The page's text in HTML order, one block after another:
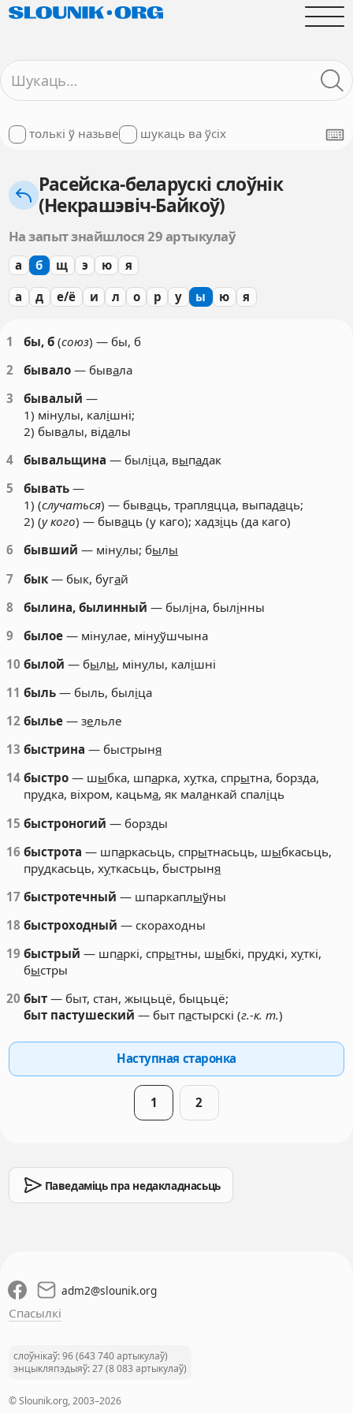
толькі ў назьве шукаць ва ўсіх
Расейска-беларускі слоўнік
(Некрашэвіч-Байкоў)
На запыт знайшлося 29 артыкулаў
а б щ э ю я
а д е/ё и л о р у ы ю я
1 бы, б (союз) — бы, б
2
бывало — бывала
3
бывалый —
1) мінулы, калішні;
2) бывалы, відалы
4
бывальщина — быліца, выпадак
5
бывать —
1) (случаться) — бываць, трапляцца, выпадаць;
2) (у кого) — бываць (у каго); хадзіць (да каго)
6
бывший — мінулы; былы
7
бык — бык, бугай
8
былина, былинный — быліна, былінны
9
былое — мінулае, мінуўшчына
10 былой — былы, мінулы, калішні
11 быль — быль, быліца
12 былье — зельле
13 быстрина — быстрыня
14 быстро — шыбка, шпарка, хутка, спрытна, борзда,
прудка, віхром, кацьма, як маланкай спаліць
15 быстроногий — борзды
16 быстрота — шпаркасьць, спрытнасьць, шыбкасьць,
прудкасьць, хуткасьць, быстрыня
17 быстротечный — шпаркаплыўны
18 быстроходный — скораходны
19 быстрый — шпаркі, спрытны, шыбкі, прудкі, хуткі,
быстры
20 быт — быт, стан, жыцьцё, быцьцё;
быт пастушеский — быт пастырскі (г.-к. т.)
Наступная старонка
1 2
Паведаміць пра недакладнасьць
adm2@slounik.org
Спасылкі
слоўнікаў: 96 (643 740 артыкулаў)
энцыкляпэдыяў: 27 (8 083 артыкулаў)
© Slounik.org, 2003–2026